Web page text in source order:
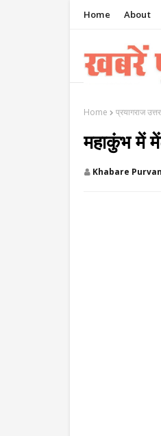
Home About
Home प्रयागराज
महाकुंभ में
Khabare